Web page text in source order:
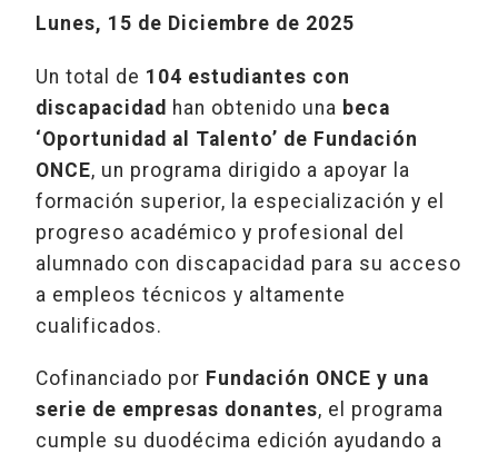
Lunes, 15 de Diciembre de 2025
Un total de 104 estudiantes con
discapacidad han obtenido una beca
‘Oportunidad al Talento’ de Fundación
ONCE, un programa dirigido a apoyar la
formación superior, la especialización y el
progreso académico y profesional del
alumnado con discapacidad para su acceso
a empleos técnicos y altamente
cualificados.
Cofinanciado por Fundación ONCE y una
serie de empresas donantes, el programa
cumple su duodécima edición ayudando a